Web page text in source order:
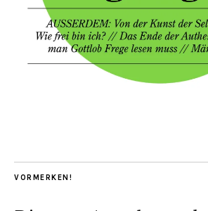
VORMERKEN!